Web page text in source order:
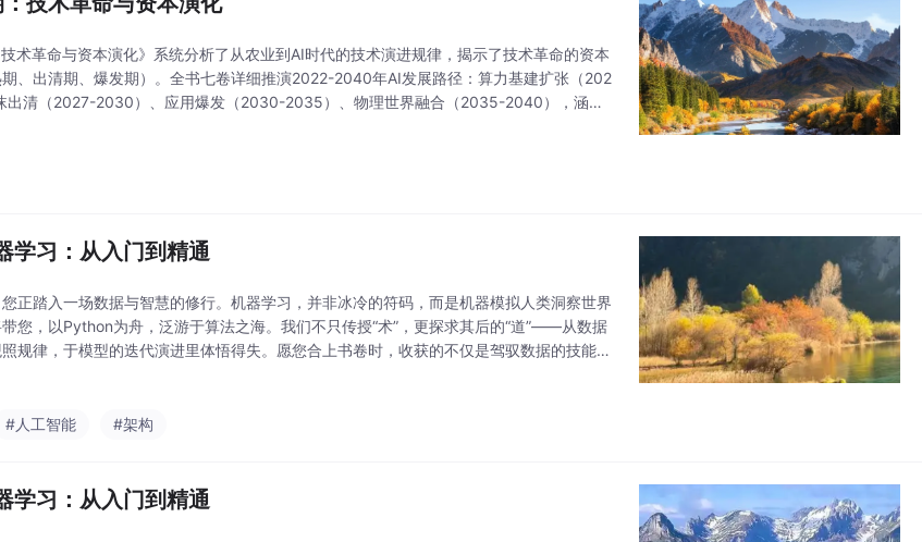
技术革命与资本演化》系统分析了从农业到AI时代的技术演进规律，揭示了技术革命的资本
、出清期、爆发期）。全书七卷详细推演2022-2040年AI发展路径：算力基建扩张（202
出清（2027-2030）、应用爆发（2030-2035）、物理世界融合（2035-2040），涵盖
学习：从入门到精通
正踏入一场数据与智慧的修行。机器学习，并非冰冷的符码，而是机器模拟人类洞察世界
您，以Python为舟，泛游于算法之海。我们不只传授“术”，更探求其后的“道”——从数据
规律，于模型的迭代演进里体悟得失。愿您合上书卷时，收获的不仅是驾驭数据的技能，
#人工智能 #架构
学习：从入门到精通